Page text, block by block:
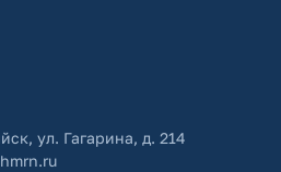
ул. Гагарина, д. 214